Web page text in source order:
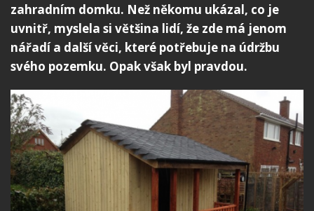
zahradním domku. Než někomu ukázal, co je
uvnitř, myslela si většina lidí, že zde má jenom
nářadí a další věci, které potřebuje na údržbu
svého pozemku. Opak však byl pravdou.